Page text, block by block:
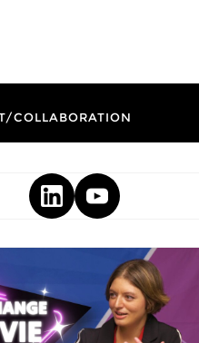
COLLABORATION